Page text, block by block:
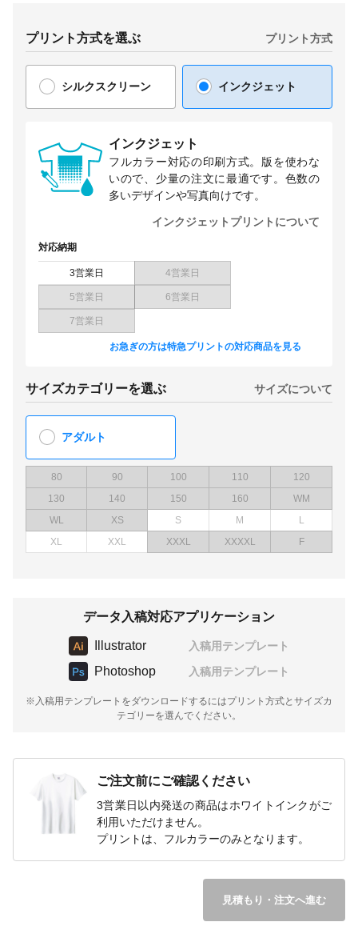
プリント方式を選ぶ プリント方式
シルクスクリーン インクジェット
インクジェット
フルカラー対応の印刷方式。版を使わな
いので、少量の注文に最適です。色数の
多いデザインや写真向けです。
インクジェットプリントについて
対応納期
3営業日 4営業日
5営業日 6営業日
7営業日
お急ぎの方は特急プリントの対応商品を見る
サイズカテゴリーを選ぶ サイズについて
アダルト
80 90 100 110
120
130
140 150 160
WM
WL
XS S M
L
XL
XXL XXXL XXXXL F
データ入稿対応アプリケーション
Illustrator 入稿用テンプレート
Photoshop 入稿用テンプレート
※入稿用テンプレートをダウンロードするにはプリント方式とサイズカ
テゴリーを選んでください。
ご注文前にご確認ください
3営業日以内発送の商品はホワイトインクがご
利用いただけません。
プリントは、フルカラーのみとなります。
見積もり・注文へ進む